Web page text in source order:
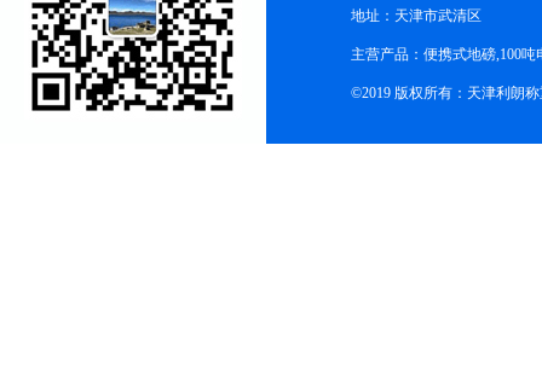
地址：天津市武清区
主营产品：便携式地磅,100
©2019 版权所有：天津利朗